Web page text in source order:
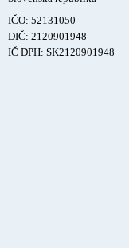
IČO: 52131050
DIČ: 2120901948
IČ DPH: SK2120901948